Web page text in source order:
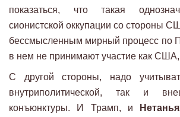
показаться, что такая
сионистской оккупации со стороны
бессмысленным мирный процесс по
в нем не принимают участие как США,
С другой стороны, надо
внутриполитической, так и
конъюнктуры. И Трамп, и